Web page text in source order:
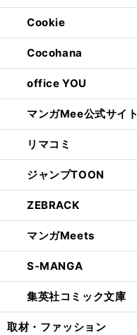
Cookie
Cocohana
office YOU
マンガMee公式サイト
リマコミ
ジャンプTOON
ZEBRACK
マンガMeets
S-MANGA
集英社コミック文庫
取材・ファッション